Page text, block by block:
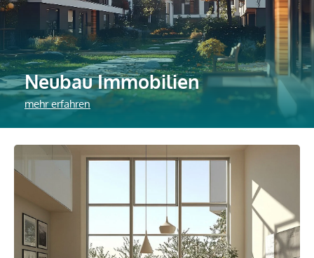
Neubau Immobilien
mehr erfahren